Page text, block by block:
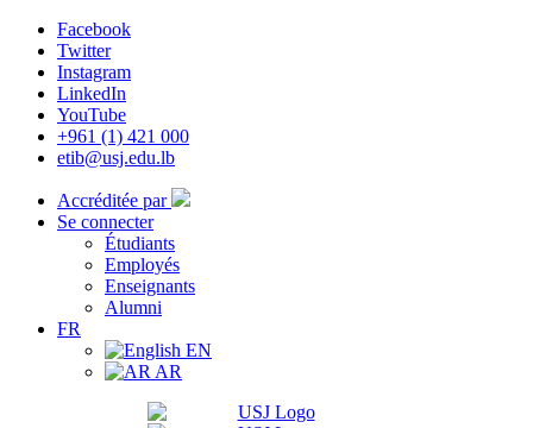
Facebook
Twitter
Instagram
LinkedIn
YouTube
+961 (1) 421 000
etib@usj.edu.lb
Accréditée par
Se connecter
Étudiants
Employés
Enseignants
Alumni
FR
EN
AR